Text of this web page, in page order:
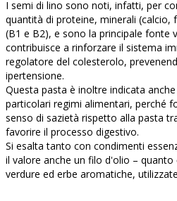
I semi di lino sono noti, infatti, per
quantità di proteine, minerali (calcio,
(B1 e B2), e sono la principale fonte
contribuisce a rinforzare il sistema
regolatore del colesterolo,
ipertensione.
Questa pasta è inoltre indicata
particolari regimi alimentari, perché
senso di sazietà rispetto alla pasta
favorire il processo digestivo.
Si esalta tanto con condimenti
il valore anche un filo d'olio – quanto
verdure ed erbe aromatiche,